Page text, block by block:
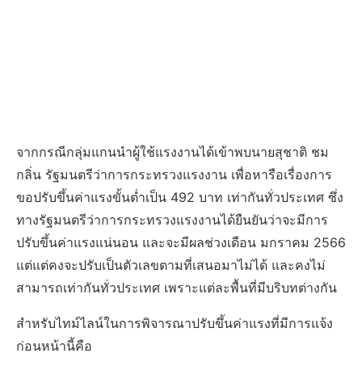
จากกรณีกลุ่มแกนนำผู้ใช้แรงงานได้เข้าพบนายสุชาติ ชม
กลิ่น รัฐมนตรีว่าการกระทรวงแรงงาน เพื่อหารือเรื่องการ
ขอปรับขึ้นค่าแรงขั้นต่ำเป็น 492 บาท เท่ากันทั่วประเทศ ซึ่ง
ทางรัฐมนตรีว่าการกระทรวงแรงงานได้ยืนยันว่าจะมีการ
ปรับขึ้นค่าแรงแน่นอน และจะมีผลช่วงเดือน มกราคม 2566
แต่แต่คงจะปรับเป็นตัวเลขตามที่เสนอมาไม่ได้ และคงไม่
สามารถเท่ากันทั่วประเทศ เพราะแต่ละพื้นที่มีบริบทต่างกัน
สำหรับไทม์ไลน์ในการพิจารณาปรับขึ้นค่าแรงที่มีการแจ้ง
ก่อนหน้านี้คือ